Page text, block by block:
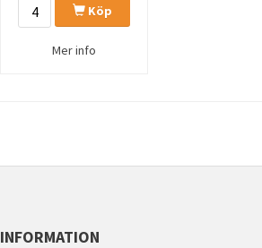
Köp
Mer info
INFORMATION